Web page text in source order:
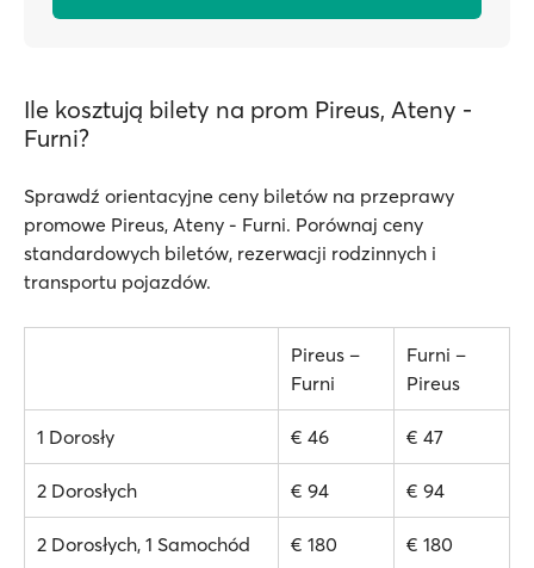
Ile kosztują bilety na prom Pireus, Ateny -
Furni?
Sprawdź orientacyjne ceny biletów na przeprawy
promowe Pireus, Ateny - Furni. Porównaj ceny
standardowych biletów, rezerwacji rodzinnych i
transportu pojazdów.
Pireus –
Furni
Furni –
Pireus
1 Dorosły € 46 € 47
2 Dorosłych € 94 € 94
2 Dorosłych, 1 Samochód € 180 € 180